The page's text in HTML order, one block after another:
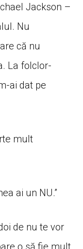
Jackson –
Nu
că nu
La folclor-
ai dat pe
mult
ai un NU.”
de nu te vor
o să fie mult